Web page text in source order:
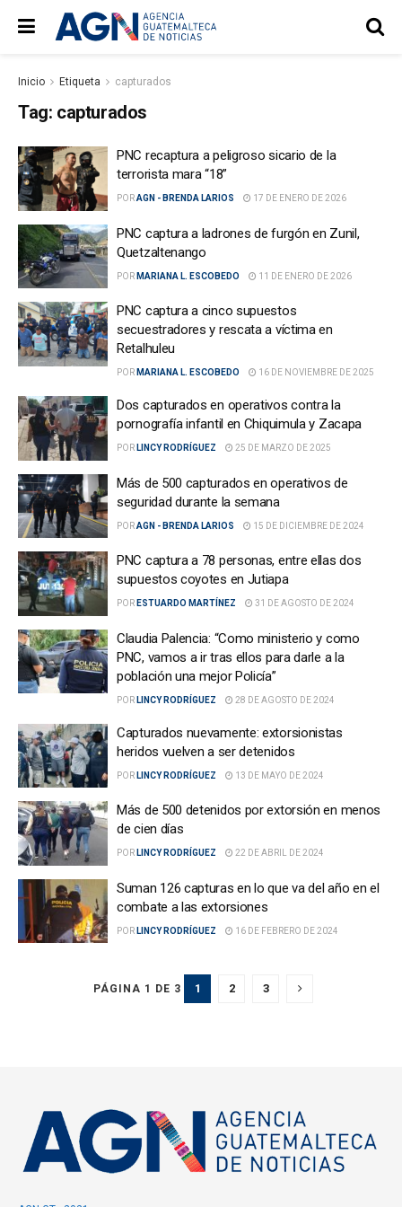
Inicio Etiqueta capturados
Tag: capturados
PNC recaptura a peligroso sicario de la
terrorista mara “18”
PORAGN - BRENDA LARIOS 17 DE ENERO DE 2026
PNC captura a ladrones de furgón en Zunil,
Quetzaltenango
POR MARIANA L. ESCOBEDO 11 DE ENERO DE 2026
PNC captura a cinco supuestos
secuestradores y rescata a víctima en
Retalhuleu
POR MARIANA L. ESCOBEDO 16 DE NOVIEMBRE DE 2025
Dos capturados en operativos contra la
pornografía infantil en Chiquimula y Zacapa
POR LINCY RODRÍGUEZ 25 DE MARZO DE 2025
Más de 500 capturados en operativos de
seguridad durante la semana
PORAGN - BRENDA LARIOS 15 DE DICIEMBRE DE 2024
PNC captura a 78 personas, entre ellas dos
supuestos coyotes en Jutiapa
POR ESTUARDO MARTÍNEZ 31 DE AGOSTO DE 2024
Claudia Palencia: “Como ministerio y como
PNC, vamos a ir tras ellos para darle a la
población una mejor Policía”
POR LINCY RODRÍGUEZ 28 DE AGOSTO DE 2024
Capturados nuevamente: extorsionistas
heridos vuelven a ser detenidos
POR LINCY RODRÍGUEZ 13 DE MAYO DE 2024
Más de 500 detenidos por extorsión en menos
de cien días
POR LINCY RODRÍGUEZ 22 DE ABRIL DE 2024
Suman 126 capturas en lo que va del año en el
combate a las extorsiones
POR LINCY RODRÍGUEZ 16 DE FEBRERO DE 2024
PÁGINA 1 DE 3 1 2 3